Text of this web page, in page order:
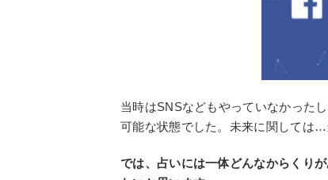
当時はSNSなどもやっていなかった
可能な状態でした。未来に関しては…
では、占いには一体どんなからくり